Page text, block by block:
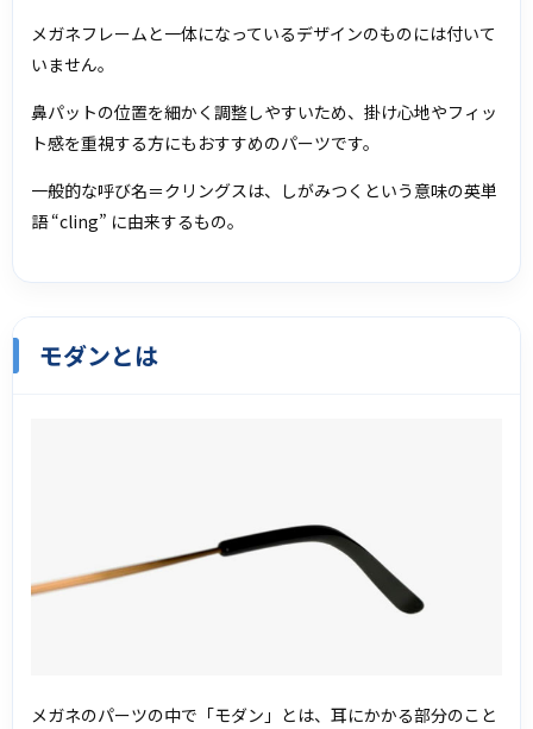
メガネフレームと一体になっているデザインのものには付いて
いません。
鼻パットの位置を細かく調整しやすいため、掛け心地やフィッ
ト感を重視する方にもおすすめのパーツです。
一般的な呼び名＝クリングスは、しがみつくという意味の英単
語 “cling” に由来するもの。
モダンとは
メガネのパーツの中で「モダン」とは、耳にかかる部分のこと